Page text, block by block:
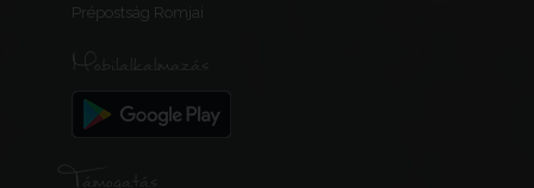
Prépostság Romjai
Mobilalkalmazás
Támogatás